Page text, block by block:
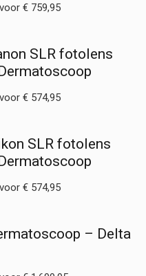
€759,95
SLR fotolens
€574,95
SLR fotolens
€574,95
– Delta